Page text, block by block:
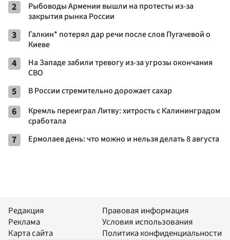
2
Рыбоводы Армении вышли на протесты из-за
закрытия рынка России
3
Галкин* потерял дар речи после слов Пугачевой о
Киеве
4
На Западе забили тревогу из-за угрозы окончания
СВО
5 В России стремительно дорожает сахар
6
Кремль переиграл Литву: хитрость с Калининградом
сработала
7 Ермолаев день: что можно и нельзя делать 8 августа
Редакция
Реклама
Карта сайта
Правовая информация
Условия использования
Политика конфиденциальности